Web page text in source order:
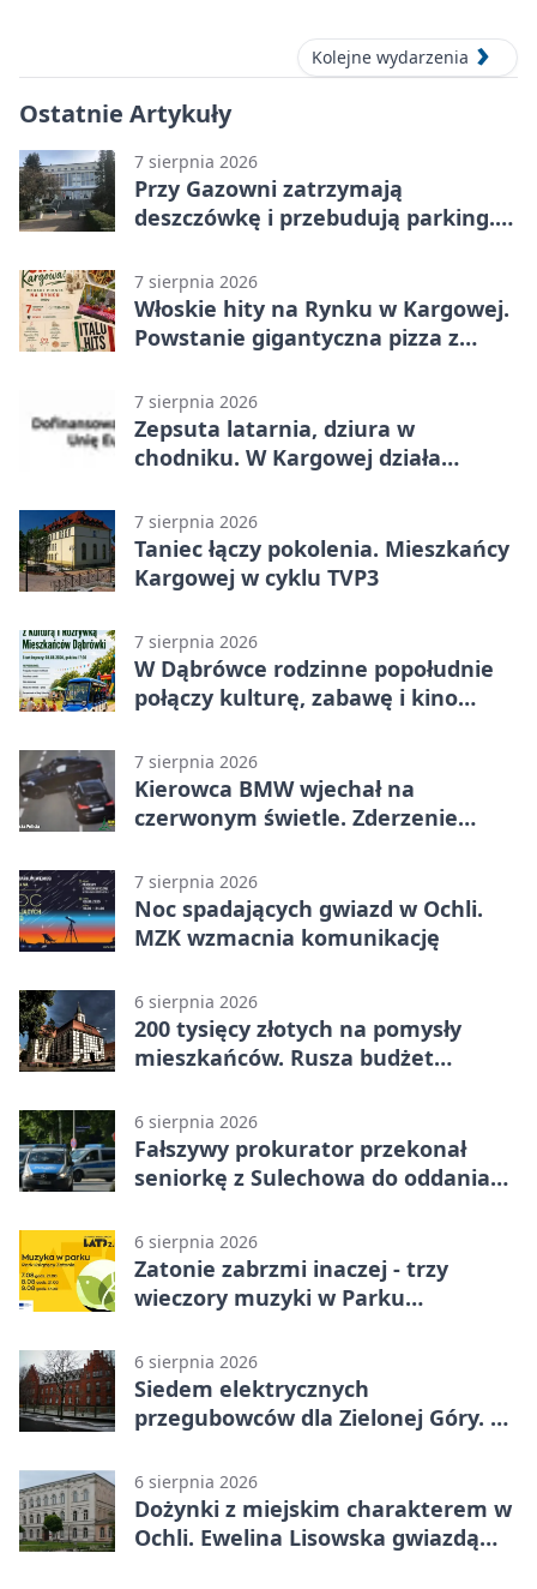
Kolejne wydarzenia
Ostatnie Artykuły
7 sierpnia 2026
Przy Gazowni zatrzymają
deszczówkę i przebudują parking.
7 sierpnia 2026
Włoskie hity na Rynku w Kargowej.
Powstanie gigantyczna pizza z
7 sierpnia 2026
Zepsuta latarnia, dziura w
chodniku. W Kargowej działa
7 sierpnia 2026
Taniec łączy pokolenia. Mieszkańcy
Kargowej w cyklu TVP3
7 sierpnia 2026
W Dąbrówce rodzinne popołudnie
połączy kulturę, zabawę i kino
7 sierpnia 2026
Kierowca BMW wjechał na
czerwonym świetle. Zderzenie
7 sierpnia 2026
Noc spadających gwiazd w Ochli.
MZK wzmacnia komunikację
6 sierpnia 2026
200 tysięcy złotych na pomysły
mieszkańców. Rusza budżet
6 sierpnia 2026
Fałszywy prokurator przekonał
seniorkę z Sulechowa do oddania
6 sierpnia 2026
Zatonie zabrzmi inaczej - trzy
wieczory muzyki w Parku
6 sierpnia 2026
Siedem elektrycznych
przegubowców dla Zielonej Góry. To
6 sierpnia 2026
Dożynki z miejskim charakterem w
Ochli. Ewelina Lisowska gwiazdą